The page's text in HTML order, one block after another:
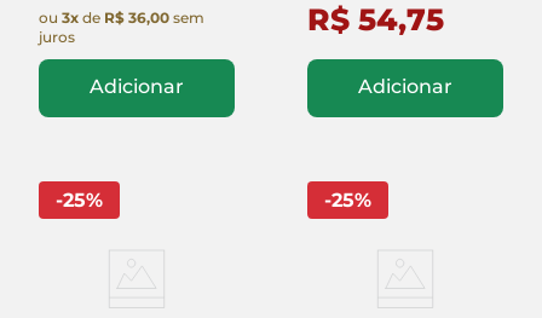
ou 3x de R$ 36,00 sem
juros
Adicionar
R$ 54,75
Adicionar
-25% -25%